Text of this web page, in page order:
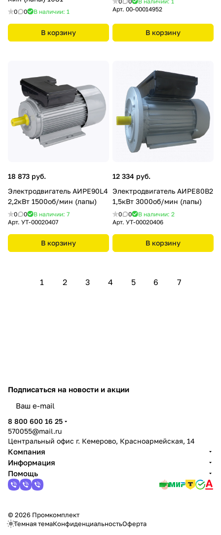
0 0 В наличии: 1
В корзину
Арт. 00-00014952
В корзину
18 873 руб.
Электродвигатель АИРЕ90L4
2,2кВт 1500об/мин (лапы)
0 0
В наличии: 7
Арт. УТ-00020407
В корзину
12 334 руб.
Электродвигатель АИРЕ80В2
1,5кВт 3000об/мин (лапы)
0 0
В наличии: 2
Арт. УТ-00020406
В корзину
1 2 3 4 5 6 7
Подписаться на новости и акции
8 800 600 16 25
570055@mail.ru
Центральный офис г. Кемерово, Красноармейская, 14
Компания
Информация
Помощь
© 2026 Промкомплект
Темная темаКонфиденциальностьОферта